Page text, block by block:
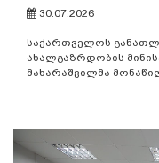
30.07.2026
საქართველოს
ახალგაზრდობის
მახარაშვილმა